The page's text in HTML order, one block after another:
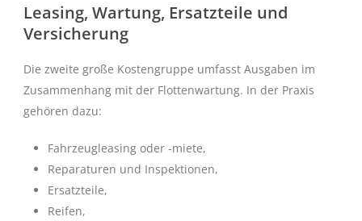
Leasing, Wartung, Ersatzteile und
Versicherung
Die zweite große Kostengruppe umfasst Ausgaben im
Zusammenhang mit der Flottenwartung. In der Praxis
gehören dazu:
Fahrzeugleasing oder -miete,
Reparaturen und Inspektionen,
Ersatzteile,
Reifen,